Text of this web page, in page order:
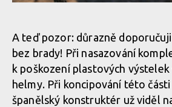
Test: helma Catlike Forza 2.0 - malá
Test: helma Catlike Forza 2.0 - malá helma
A teď pozor: důrazně
bez brady! Při nasazování
k poškození plastových výstelek
helmy. Při koncipování této části
španělský konstruktér už viděl